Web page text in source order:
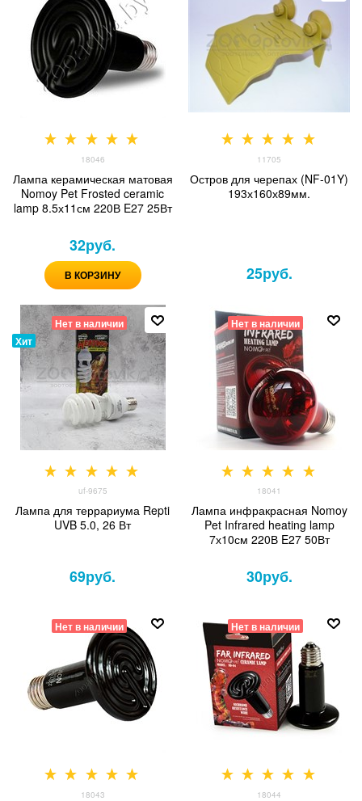
18046
Лампа керамическая матовая
Nomoy Pet Frosted ceramic
lamp 8.5х11см 220В E27 25Вт
32руб.
В КОРЗИНУ
11705
Остров для черепах (NF-01Y)
193х160х89мм.
25руб.
Нет в наличии
Хит
uf-9675
Лампа для террариума Repti
UVB 5.0, 26 Вт
69руб.
Нет в наличии
18041
Лампа инфракрасная Nomoy
Pet Infrared heating lamp
7х10см 220В E27 50Вт
30руб.
Нет в наличии
18043
Нет в наличии
18044